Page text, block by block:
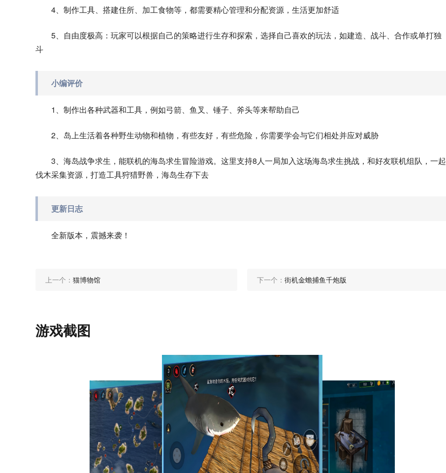
4、制作工具、搭建住所、加工食物等，都需要精心管理和分配资源，生活更加舒适
5、自由度极高：玩家可以根据自己的策略进行生存和探索，选择自己喜欢的玩法，如建造、战斗、合作或单打独
斗
小编评价
1、制作出各种武器和工具，例如弓箭、鱼叉、锤子、斧头等来帮助自己
2、岛上生活着各种野生动物和植物，有些友好，有些危险，你需要学会与它们相处并应对威胁
3、海岛战争求生，能联机的海岛求生冒险游戏。这里支持8人一局加入这场海岛求生挑战，和好友联机组队，一起
伐木采集资源，打造工具狩猎野兽，海岛生存下去
更新日志
全新版本，震撼来袭！
上一个： 猫博物馆 下一个： 街机金蟾捕鱼千炮版
游戏截图